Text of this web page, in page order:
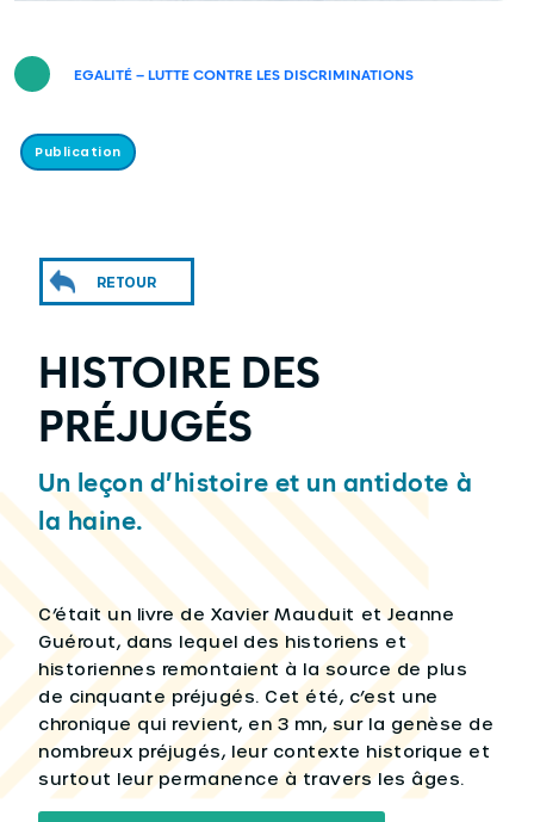
EGALITÉ – LUTTE CONTRE LES DISCRIMINATIONS
Publication
RETOUR
HISTOIRE DES
PRÉJUGÉS
Un leçon d’histoire et un antidote à
la haine.
C’était un livre de Xavier Mauduit et Jeanne
Guérout, dans lequel des historiens et
historiennes remontaient à la source de plus
de cinquante préjugés. Cet été, c’est une
chronique qui revient, en 3 mn, sur la genèse de
nombreux préjugés, leur contexte historique et
surtout leur permanence à travers les âges.